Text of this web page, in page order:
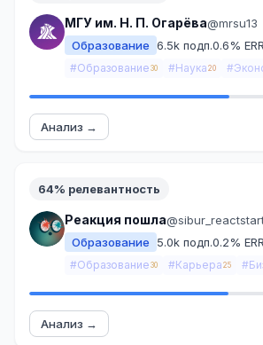
МГУ им. Н. П. Огарёва@mrsu13
Образование 6.5k подп.0.6% ERR
#Образование 30 #Наука 20
Анализ →
64% релевантность
Реакция пошла
Образование
5.0k подп.0.2% ERR
#Образование 30 #Карьера 25
Анализ →